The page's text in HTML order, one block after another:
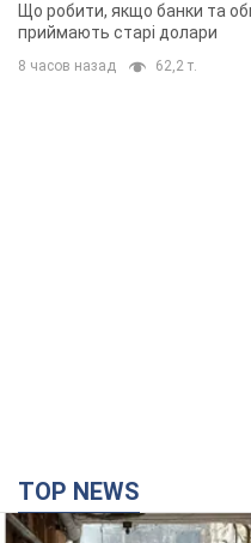
Що робити, якщо банки та
приймають старі долари
8 часов назад 62,2 т.
TOP NEWS